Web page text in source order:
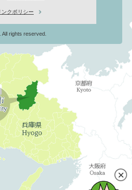
ンクポリシー
rights reserved.